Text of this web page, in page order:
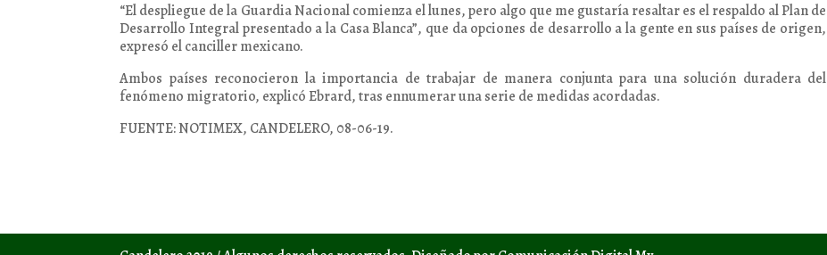
“El despliegue de la Guardia Nacional comienza el lunes, pero algo que me gustaría resaltar es el respaldo al Plan de
Desarrollo Integral presentado a la Casa Blanca”, que da opciones de desarrollo a la gente en sus países de origen,
expresó el canciller mexicano.
Ambos países reconocieron la importancia de trabajar de manera conjunta para una solución duradera del
fenómeno migratorio, explicó Ebrard, tras ennumerar una serie de medidas acordadas.
FUENTE: NOTIMEX, CANDELERO, 08-06-19.